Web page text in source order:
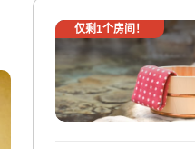
仅剩1个房间！